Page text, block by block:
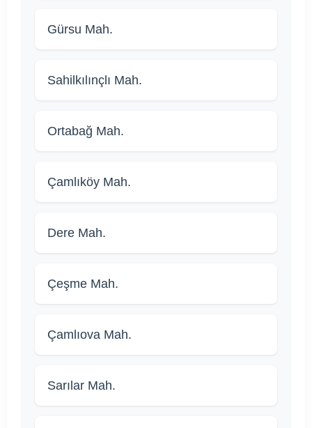
Gürsu Mah.
Sahilkılınçlı Mah.
Ortabağ Mah.
Çamlıköy Mah.
Dere Mah.
Çeşme Mah.
Çamlıova Mah.
Sarılar Mah.